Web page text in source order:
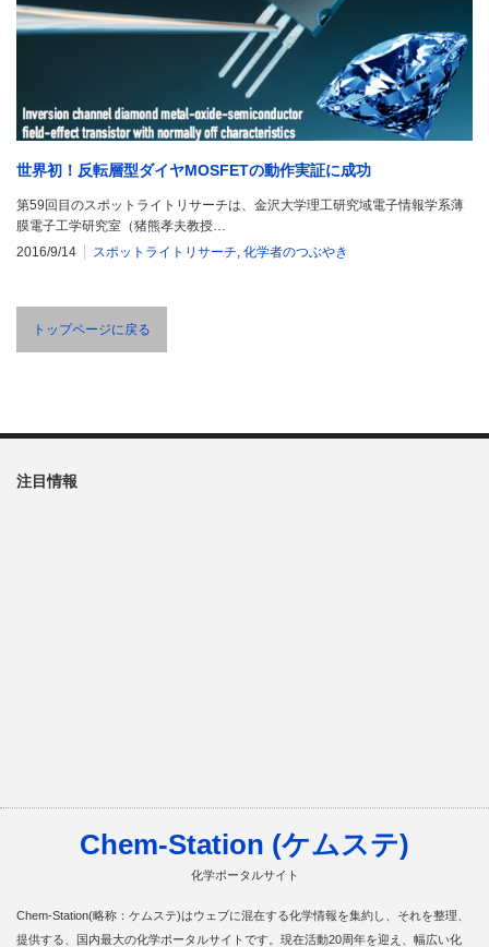
世界初！反転層型ダイヤMOSFETの動作実証に成功
第59回目のスポットライトリサーチは、金沢大学理工研究域電子情報学系薄
膜電子工学研究室（猪熊孝夫教授…
2016/9/14
スポットライトリサーチ, 化学者のつぶやき
トップページに戻る
注目情報
Chem-Station (ケムステ)
化学ポータルサイト
Chem-Station(略称：ケムステ)はウェブに混在する化学情報を集約し、それを整理、
提供する、国内最大の化学ポータルサイトです。現在活動20周年を迎え、幅広い化